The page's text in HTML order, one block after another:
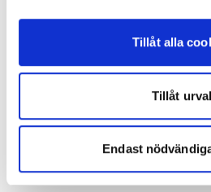
Tillåt alla
Tillåt urval
Endast